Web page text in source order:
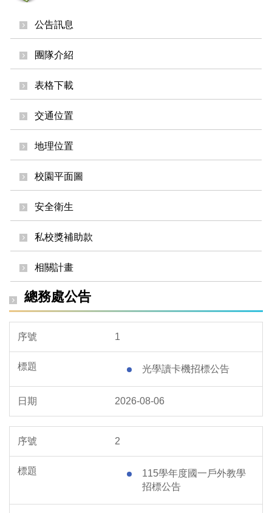
公告訊息
團隊介紹
表格下載
交通位置
地理位置
校園平面圖
安全衛生
私校獎補助款
相關計畫
總務處公告
1
光學讀卡機招標公告
2026-08-06
2
115學年度國一戶外教學
招標公告